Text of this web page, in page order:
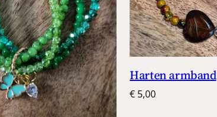
Harten armband
€ 5,00